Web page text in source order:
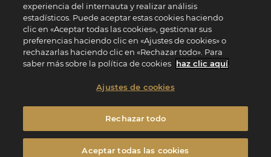
Aviso de certificación
El logotipo “Certified B Corporation” lo concede B Lab, una organización privada sin
ánimo de lucro, a empresas como la nuestra que han superado con éxito la
Evaluación de Impacto B (“BIA”) y cumplen los requisitos de B Lab en cuanto a
rendimiento social y medioambiental, responsabilidad y transparencia. B Lab no es
un organismo de evaluación de la conformidad en el sentido del Reglamento (UE) nº
sentido del Reglamento (UE) nº 1025/2012. Los criterios BIA son distintos e
independientes de las normas armonizadas emitidas por las normas ISO u otros
nacionales o europeas.
Configuración de cookies
Condiciones generales
experiencia del internauta y realizar análisis
estadísticos. Puede aceptar estas cookies haciendo
clic en «Aceptar todas las cookies», gestionar sus
preferencias haciendo clic en «Ajustes de cookies» o
rechazarlas haciendo clic en «Rechazar todo». Para
saber más sobre la política de cookies haz clic aquí
Ajustes de cookies
Rechazar todo
Aceptar todas las cookies